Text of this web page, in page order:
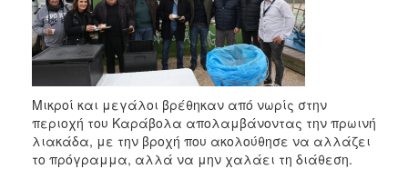
2006
ΔΗΜΟΤΗΣ
ΕΠΙΣΚΕΠΤΗΣ
Μικροί και μεγάλοι βρέθηκαν από νωρίς στην
περιοχή του Καράβολα απολαμβάνοντας την πρωινή
λιακάδα, με την βροχή που ακολούθησε να αλλάζει
το πρόγραμμα, αλλά να μην χαλάει τη διάθεση.